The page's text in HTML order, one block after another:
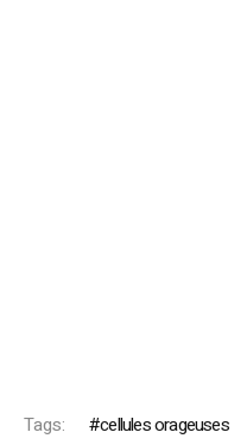
Tags: cellules orageuses